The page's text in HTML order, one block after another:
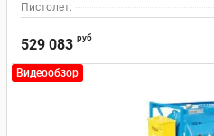
Пистолет:
529 083 руб
Видеообзор